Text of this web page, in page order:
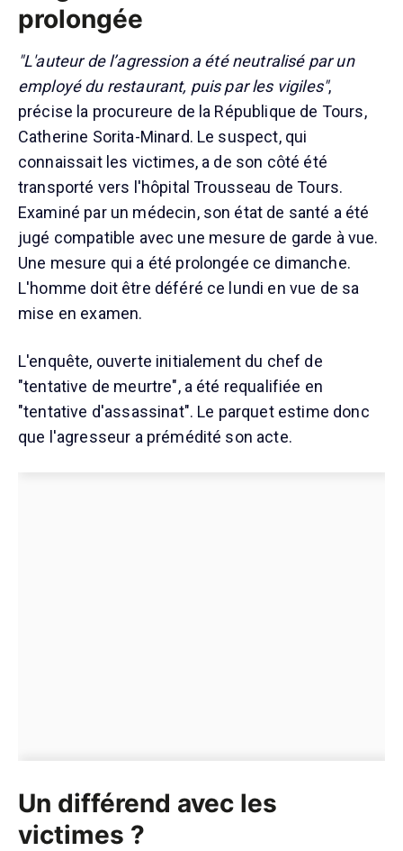
prolongée
"L'auteur de l’agression a été neutralisé par un
employé du restaurant, puis par les vigiles",
précise la procureure de la République de Tours,
Catherine Sorita-Minard. Le suspect, qui
connaissait les victimes, a de son côté été
transporté vers l'hôpital Trousseau de Tours.
Examiné par un médecin, son état de santé a été
jugé compatible avec une mesure de garde à vue.
Une mesure qui a été prolongée ce dimanche.
L'homme doit être déféré ce lundi en vue de sa
mise en examen.
L'enquête, ouverte initialement du chef de
"tentative de meurtre", a été requalifiée en
"tentative d'assassinat". Le parquet estime donc
que l'agresseur a prémédité son acte.
Un différend avec les
victimes ?